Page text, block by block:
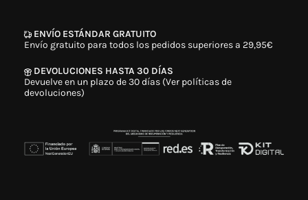
ENVÍO ESTÁNDAR GRATUITO
Envío gratuito para todos los pedidos superiores a 29,95€
DEVOLUCIONES HASTA 30 DÍAS
Devuelve en un plazo de 30 días (Ver políticas de
devoluciones)